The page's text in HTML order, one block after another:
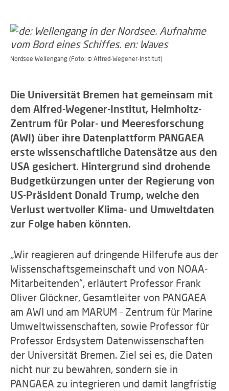
Nordsee Wellengang (Foto: © Alfred-Wegener-Institut)
Die Universität Bremen hat gemeinsam mit
dem Alfred-Wegener-Institut, Helmholtz-
Zentrum für Polar- und Meeresforschung
(AWI) über ihre Datenplattform PANGAEA
erste wissenschaftliche Datensätze aus den
USA gesichert. Hintergrund sind drohende
Budgetkürzungen unter der Regierung von
US-Präsident Donald Trump, welche den
Verlust wertvoller Klima- und Umweltdaten
zur Folge haben könnten.
„Wir reagieren auf dringende Hilferufe aus der
Wissenschaftsgemeinschaft und von NOAA-
Mitarbeitenden“, erläutert Professor Frank
Oliver Glöckner, Gesamtleiter von PANGAEA
am AWI und am MARUM – Zentrum für Marine
Umweltwissenschaften, sowie Professor für
Professor Erdsystem Datenwissenschaften
der Universität Bremen. Ziel sei es, die Daten
nicht nur zu bewahren, sondern sie in
PANGAEA zu integrieren und damit langfristig